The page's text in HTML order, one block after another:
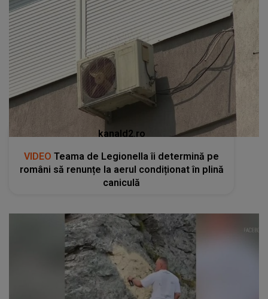
kanald2.ro
VIDEOTeama de Legionella îi determină pe
români să renunțe la aerul condiționat în plină
caniculă
kanald2.ro
Un gest aparent romantic a stârnit
indignare și a declanșat o anchetă penală pe
Transfăgărășan